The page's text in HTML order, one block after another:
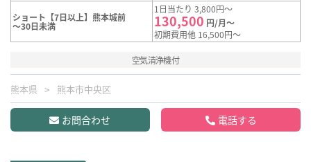
ショート【7日以上】熊本城前
～30日未満
1日当たり 3,800円～
130,500 円/月～
初期費用他 16,500円～
空気清浄機付
熊本県 熊本市中央区
お問合わせ 電話する